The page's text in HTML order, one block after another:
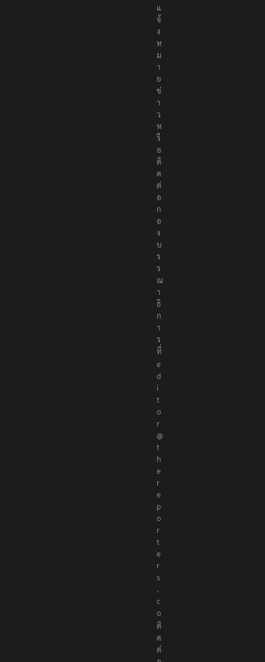
น
ธ์
แ
จ้
ง
ห
ม
า
ย
ข่
า
ว
ห
รื
อ
ติ
ด
ต่
อ
ก
อ
ง
บ
ร
ร
ณ
า
ธิ
ก
า
ร
ที่
e
d
i
t
o
r
@
t
h
e
r
e
p
o
r
t
e
r
s
.
c
o
ติ